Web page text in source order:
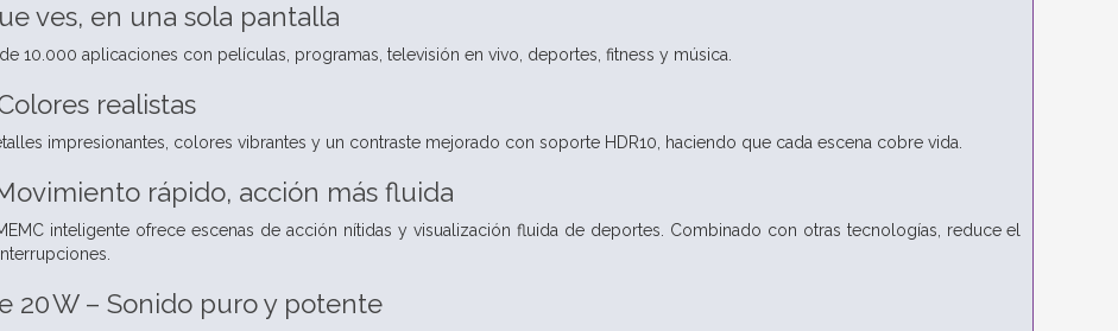
ves, en una sola pantalla
10.000 aplicaciones con películas, programas, televisión en vivo, deportes, fitness y música.
realistas
impresionantes, colores vibrantes y un contraste mejorado con soporte HDR10, haciendo que cada escena cobre vida.
rápido, acción más fluida
inteligente ofrece escenas de acción nítidas y visualización fluida de deportes. Combinado con otras tecnologías, reduce el
20 W – Sonido puro y potente